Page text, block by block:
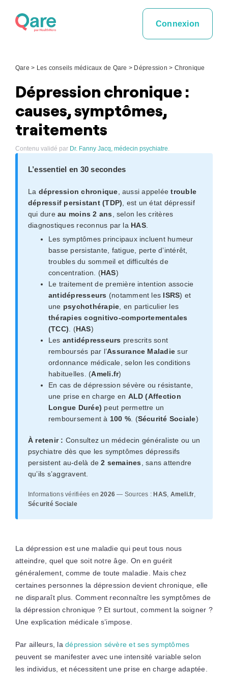
Connexion
Qare > Les conseils médicaux de Qare > Dépression > Chronique
Dépression chronique :
causes, symptômes,
traitements
Contenu validé par Dr. Fanny Jacq, médecin psychiatre.
L’essentiel en 30 secondes
La dépression chronique , aussi appeléetrouble
dépressif persistant (TDP) , est un état dépressif
qui dureau moins 2 ans , selon les critères
diagnostiques reconnus par la HAS.
Les symptômes principaux incluent humeur
basse persistante, fatigue, perte d’intérêt,
troubles du sommeil et difficultés de
concentration. (HAS)
Le traitement de première intention associe
antidépresseurs (notamment les ISRS) et
une psychothérapie , en particulier les
thérapies cognitivo-comportementales
(TCC) . (HAS)
Les antidépresseurs prescrits sont
remboursés par l’Assurance Maladie sur
ordonnance médicale, selon les conditions
habituelles. (Ameli.fr)
En cas de dépression sévère ou résistante,
une prise en charge en ALD (Affection
Longue Durée) peut permettre un
remboursement à 100 % . (Sécurité Sociale)
À retenir : Consultez un médecin généraliste ou un
psychiatre dès que les symptômes dépressifs
persistent au-delà de2 semaines
, sans attendre
qu’ils s’aggravent.
Informations vérifiées en2026 — Sources : HAS, Ameli.fr,
Sécurité Sociale
La dépression est une maladie qui peut tous nous
atteindre, quel que soit notre âge. On en guérit
généralement, comme de toute maladie. Mais chez
certaines personnes la dépression devient chronique, elle
ne disparaît plus. Comment reconnaître les symptômes de
la dépression chronique ? Et surtout, comment la soigner ?
Une explication médicale s’impose.
Par ailleurs, ladépression sévère et ses symptômes
peuvent se manifester avec une intensité variable selon
les individus, et nécessitent une prise en charge adaptée.